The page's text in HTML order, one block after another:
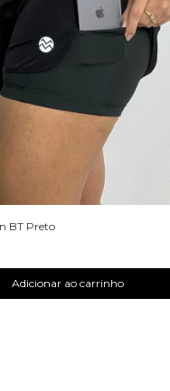
BT Preto